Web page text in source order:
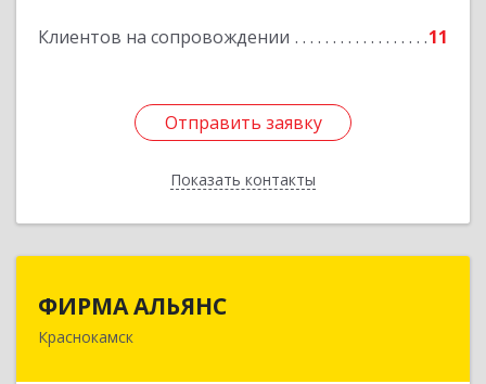
Клиентов на сопровождении 11
Отправить заявку
Показать контакты
Подробнее
Отправить заявку
Назад
ФИРМА АЛЬЯНС
Краснокамск